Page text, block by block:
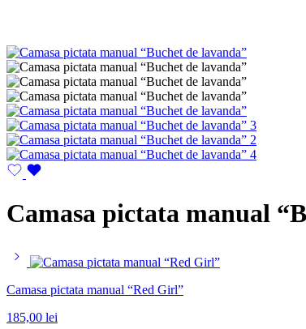
Camasa pictata manual
Camasa pictata manual “Red Girl”
185,00 lei